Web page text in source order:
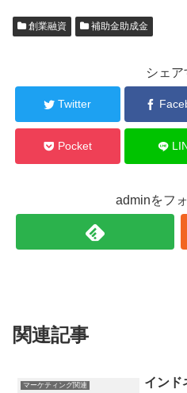
創業融資 補助金助成金
シェア
Twitter
Pocket
adminをフ
関連記事
マーケティング関連 インド